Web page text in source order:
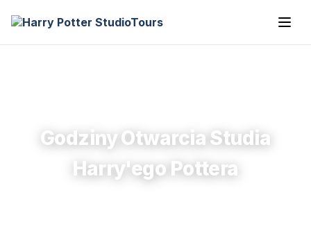
Godziny Otwarcia Studia
Harry'ego Pottera